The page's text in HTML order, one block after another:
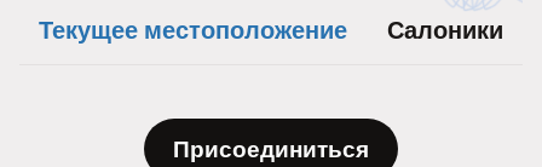
Текущее местоположение Салоники
Присоединиться